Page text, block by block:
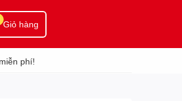
Giỏ hàng
phí!